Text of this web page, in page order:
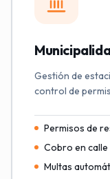
Gestión de
control de
Permisos de
Cobro en calle
Multas